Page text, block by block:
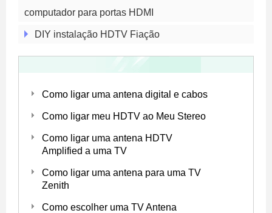
computador para portas HDMI
DIY instalação HDTV Fiação
Como ligar uma antena digital e cabos
Como ligar meu HDTV ao Meu Stereo
Como ligar uma antena HDTV
Amplified a uma TV
Como ligar uma antena para uma TV
Zenith
Como escolher uma TV Antena